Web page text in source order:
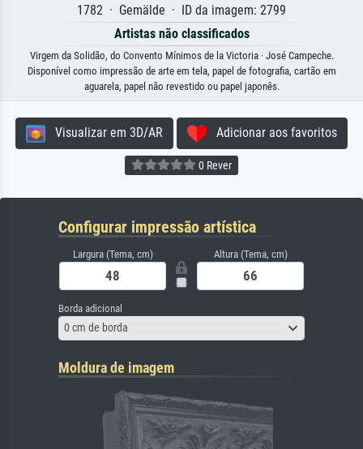
1782 · Gemälde · ID da imagem: 2799
Artistas não classificados
Virgem da Solidão, do Convento Mínimos de la Victoria · José Campeche.
Disponível como impressão de arte em tela, papel de fotografia, cartão em
aguarela, papel não revestido ou papel japonês.
Visualizar em 3D/AR Adicionar aos favoritos
0 Rever
Configurar impressão artística
Largura (Tema, cm) Altura (Tema, cm)
Borda adicional
0 cm de borda
Moldura de imagem